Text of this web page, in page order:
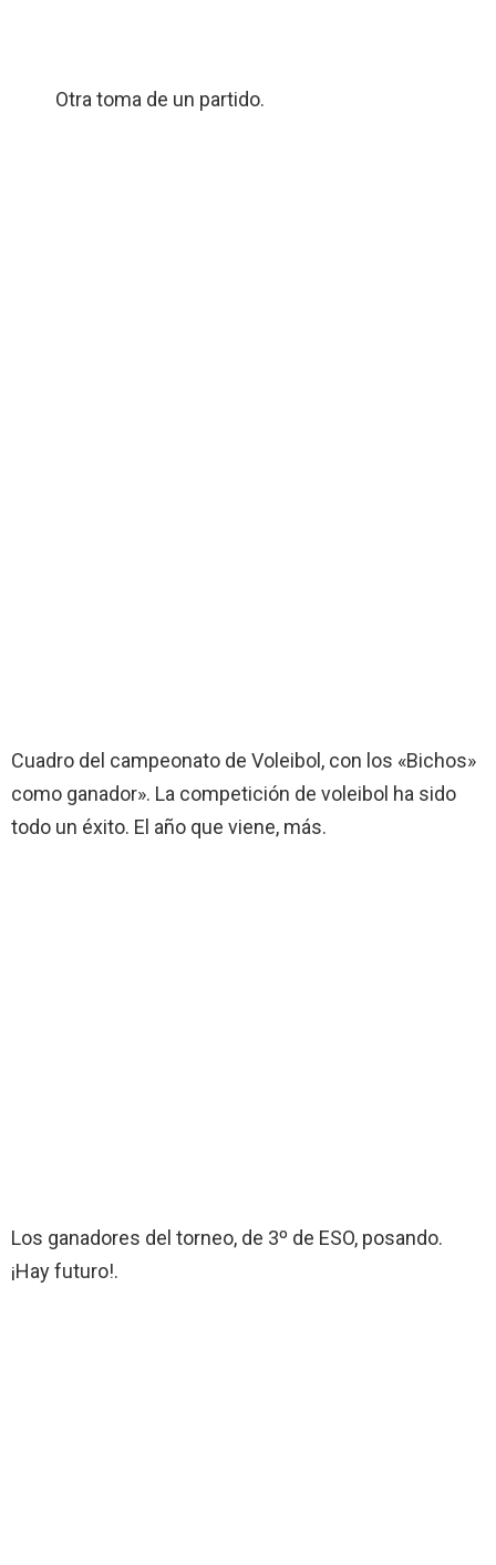
Otra toma de un partido.
Cuadro del campeonato de Voleibol, con los «Bichos»
como ganador». La competición de voleibol ha sido
todo un éxito. El año que viene, más.
Los ganadores del torneo, de 3º de ESO, posando.
¡Hay futuro!.